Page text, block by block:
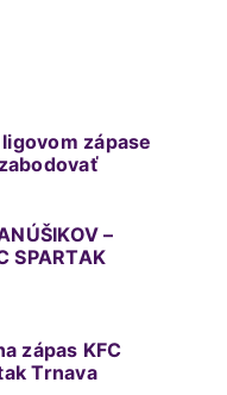
zápase
–
SPARTAK
zápas KFC
Trnava